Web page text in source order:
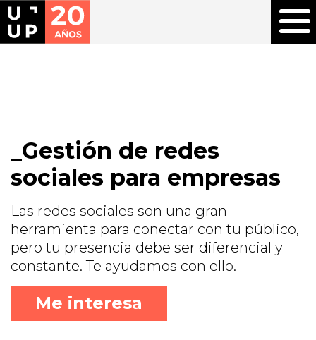
Gestión de redes
sociales para empresas
Las redes sociales son una gran
herramienta para conectar con tu público,
pero tu presencia debe ser diferencial y
constante. Te ayudamos con ello.
Me interesa